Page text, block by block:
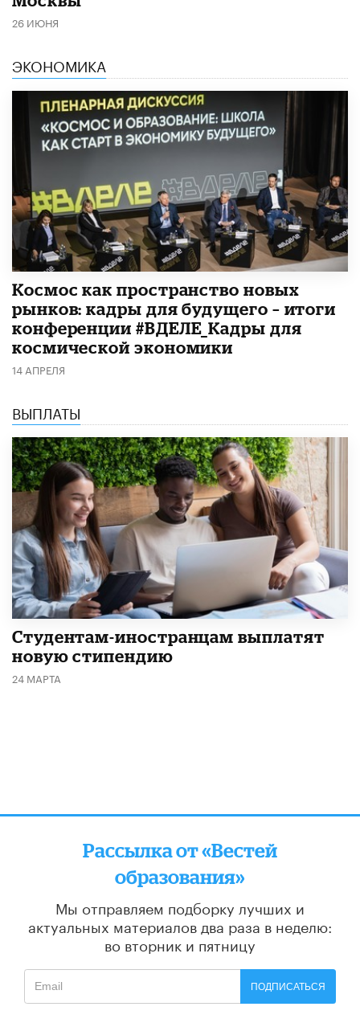
26 ИЮНЯ
ЭКОНОМИКА
Космос как пространство новых
рынков: кадры для будущего – итоги
конференции #ВДЕЛЕ_Кадры для
космической экономики
14 АПРЕЛЯ
ВЫПЛАТЫ
Студентам-иностранцам выплатят
новую стипендию
24 МАРТА
Рассылка от «Вестей
образования»
Мы отправляем подборку лучших и
актуальных материалов два раза в неделю:
во вторник и пятницу
ПОДПИСАТЬСЯ